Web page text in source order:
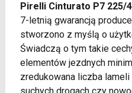
Pirelli Cinturato P7 225/
7-letnią gwarancją
stworzono z myślą o
Świadczą o tym takie
elementów jezdnych
zredukowana liczba